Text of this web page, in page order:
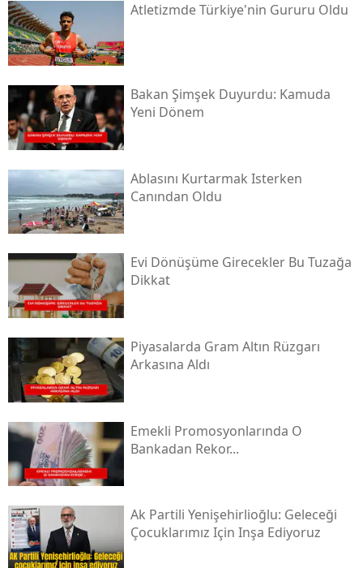
Atletizmde Türkiye'nin Gururu Oldu
Bakan Şimşek Duyurdu: Kamuda
Yeni Dönem
Ablasını Kurtarmak Isterken
Canından Oldu
Evi Dönüşüme Girecekler Bu Tuzağa
Dikkat
Piyasalarda Gram Altın Rüzgarı
Arkasına Aldı
Emekli Promosyonlarında O
Bankadan Rekor...
Ak Partili Yenişehirlioğlu: Geleceği
Çocuklarımız Için Inşa Ediyoruz